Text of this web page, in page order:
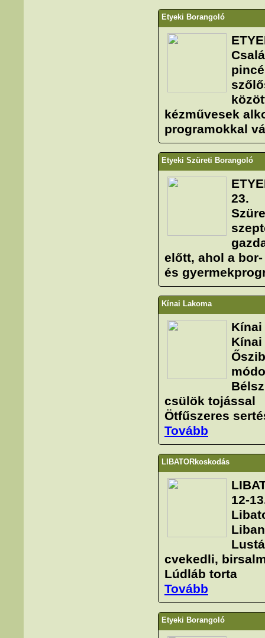
Etyeki Borangoló
kézművesek
programokkal
Etyeki Szüreti Borangoló
23.
előtt, ahol a
és
Kínai Lakoma
Kínai
Kínai
csülök tojással
Ötfűszeres
Tovább
LIBATORkoskodás
12-
cvekedli,
Lúdláb torta
Tovább
Etyeki Borangoló